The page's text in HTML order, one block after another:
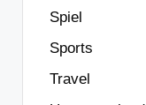
Spiel
Sports
Travel